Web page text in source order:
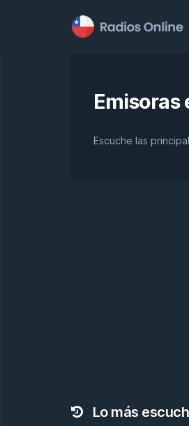
Emisoras
Escuche las
Lo más